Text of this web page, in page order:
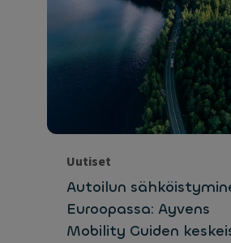
Uutiset
Autoilun
Euroopassa: Ayvens
Mobility Guiden